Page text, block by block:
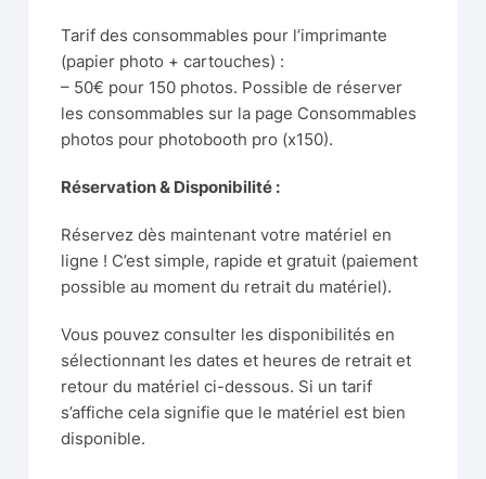
Tarif des consommables pour l’imprimante
(papier photo + cartouches) :
– 50€ pour 150 photos. Possible de réserver
les consommables sur la page Consommables
photos pour photobooth pro (x150).
Réservation & Disponibilité :
Réservez dès maintenant votre matériel en
ligne ! C’est simple, rapide et gratuit (paiement
possible au moment du retrait du matériel).
Vous pouvez consulter les disponibilités en
sélectionnant les dates et heures de retrait et
retour du matériel ci-dessous. Si un tarif
s’affiche cela signifie que le matériel est bien
disponible.